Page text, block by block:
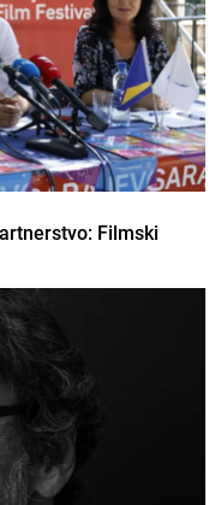
Filmski